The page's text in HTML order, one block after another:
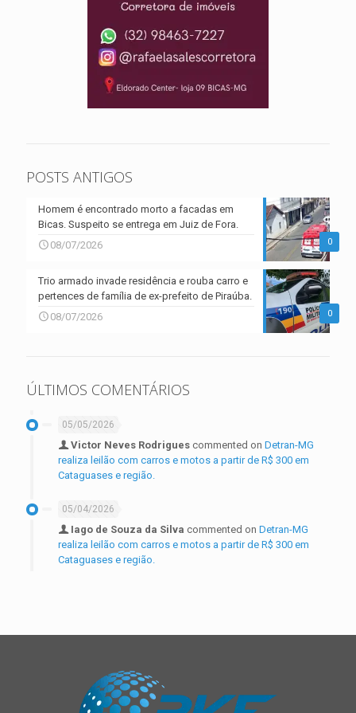
POSTS ANTIGOS
0
Homem é encontrado morto a facadas em
Bicas. Suspeito se entrega em Juiz de Fora.
08/07/2026
0
Trio armado invade residência e rouba carro e
pertences de família de ex-prefeito de Piraúba.
08/07/2026
ÚLTIMOS COMENTÁRIOS
05/05/2026
Victor Neves Rodrigues commented on Detran-MG
realiza leilão com carros e motos a partir de R$ 300 em
Cataguases e região.
05/04/2026
Iago de Souza da Silva commented on Detran-MG
realiza leilão com carros e motos a partir de R$ 300 em
Cataguases e região.